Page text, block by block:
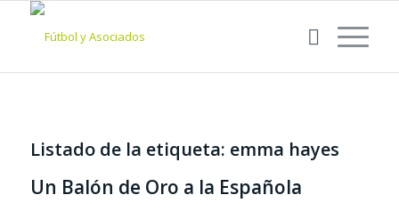
Listado de la etiqueta: emma hayes
Un Balón de Oro a la Española